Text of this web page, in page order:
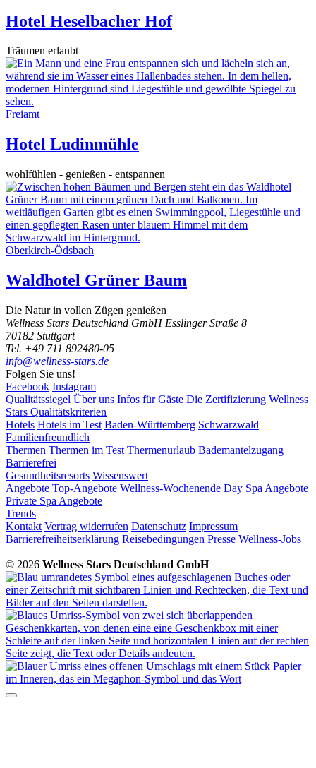
Hotel Heselbacher Hof
Träumen erlaubt
Freiamt
Hotel Ludinmühle
wohlfühlen - genießen - entspannen
Oberkirch-Ödsbach
Waldhotel Grüner Baum
Die Natur in vollen Zügen genießen
Wellness Stars Deutschland GmbHEsslinger Straße 8
70182 Stuttgart
Tel. +49 711 892480-05
info@wellness-stars.de
Folgen Sie uns!
Facebook Instagram
Qualitätssiegel Über uns Infos für Gäste Die Zertifizierung Wellness
Stars Qualitätskriterien
Hotels Hotels im Test Baden-Württemberg Schwarzwald
Familienfreundlich
Thermen Thermen im Test Thermenurlaub Bademantelzugang
Barrierefrei
Gesundheitsresorts Wissenswert
Angebote Top-Angebote Wellness-Wochenende Day Spa Angebote
Private Spa Angebote
Trends
Kontakt Vertrag widerrufen Datenschutz Impressum
Barrierefreiheitserklärung Reisebedingungen Presse Wellness-Jobs
© 2026 Wellness Stars Deutschland GmbH